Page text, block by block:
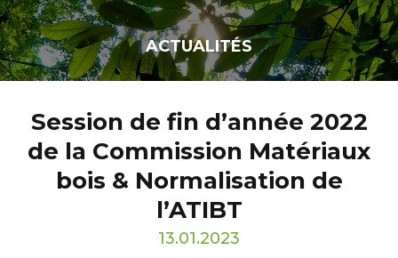
ACTUALITÉS
Session de fin d’année 2022
de la Commission Matériaux
bois & Normalisation de
l’ATIBT
13.01.2023